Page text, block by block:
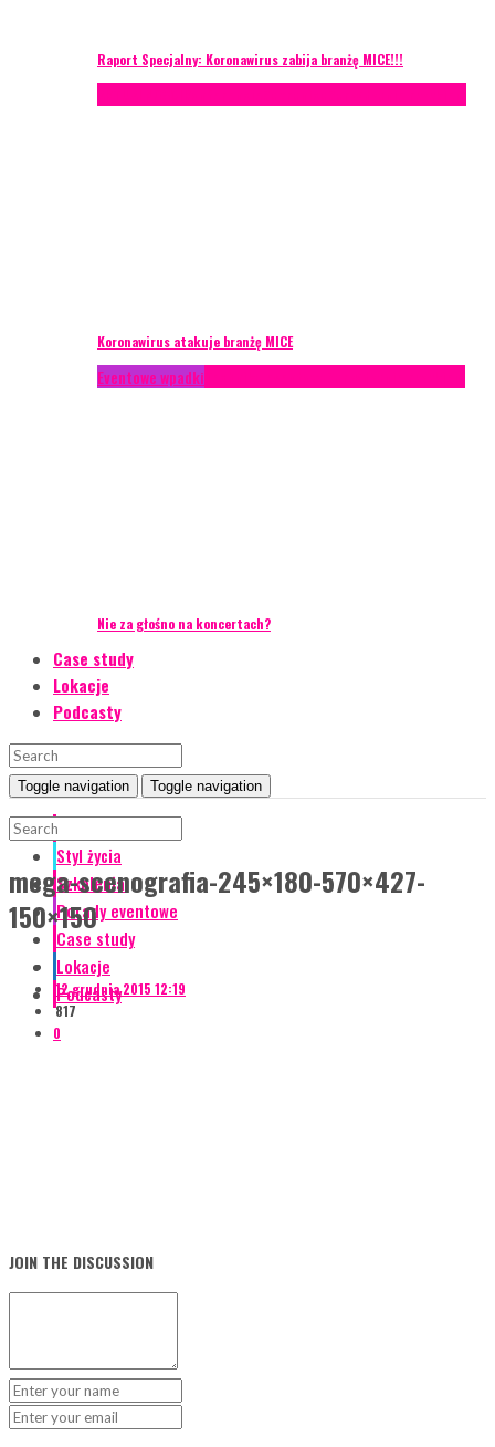
Raport Specjalny: Koronawirus zabija branżę MICE!!!
Koronawirus atakuje branżę MICE
Eventowe wpadki
Nie za głośno na koncertach?
Case study
Lokacje
Podcasty
Toggle navigation Toggle navigation
Event Talks
Styl życia
Szkolenia
Porady eventowe
Case study
Lokacje
Podcasty
mega-scenografia-245×180-570×427-
150×150
12 grudnia 2015 12:19
817
0
JOIN THE DISCUSSION